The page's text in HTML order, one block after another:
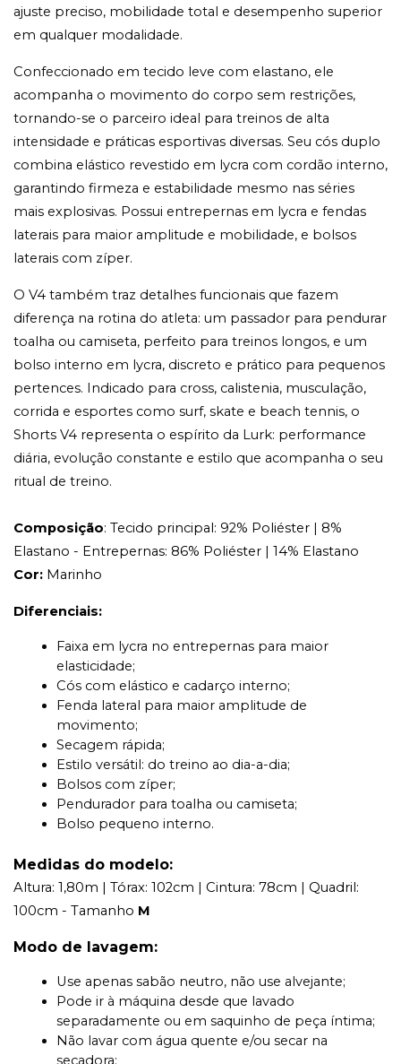
ajuste preciso, mobilidade total e desempenho superior
em qualquer modalidade.
Confeccionado em tecido leve com elastano, ele
acompanha o movimento do corpo sem restrições,
tornando-se o parceiro ideal para treinos de alta
intensidade e práticas esportivas diversas. Seu cós duplo
combina elástico revestido em lycra com cordão interno,
garantindo firmeza e estabilidade mesmo nas séries
mais explosivas. Possui entrepernas em lycra e fendas
laterais para maior amplitude e mobilidade, e bolsos
laterais com zíper.
O V4 também traz detalhes funcionais que fazem
diferença na rotina do atleta: um passador para pendurar
toalha ou camiseta, perfeito para treinos longos, e um
bolso interno em lycra, discreto e prático para pequenos
pertences. Indicado para cross, calistenia, musculação,
corrida e esportes como surf, skate e beach tennis, o
Shorts V4 representa o espírito da Lurk: performance
diária, evolução constante e estilo que acompanha o seu
ritual de treino.
Composição: Tecido principal: 92% Poliéster | 8%
Elastano - Entrepernas: 86% Poliéster | 14% Elastano
Cor: Marinho
Diferenciais:
Faixa em lycra no entrepernas para maior
elasticidade;
Cós com elástico e cadarço interno;
Fenda lateral para maior amplitude de
movimento;
Secagem rápida;
Estilo versátil: do treino ao dia-a-dia;
Bolsos com zíper;
Pendurador para toalha ou camiseta;
Bolso pequeno interno.
Medidas do modelo:
Altura: 1,80m | Tórax: 102cm | Cintura: 78cm | Quadril:
100cm - Tamanho M
Modo de lavagem:
Use apenas sabão neutro, não use alvejante;
Pode ir à máquina desde que lavado
separadamente ou em saquinho de peça íntima;
Não lavar com água quente e/ou secar na
secadora;